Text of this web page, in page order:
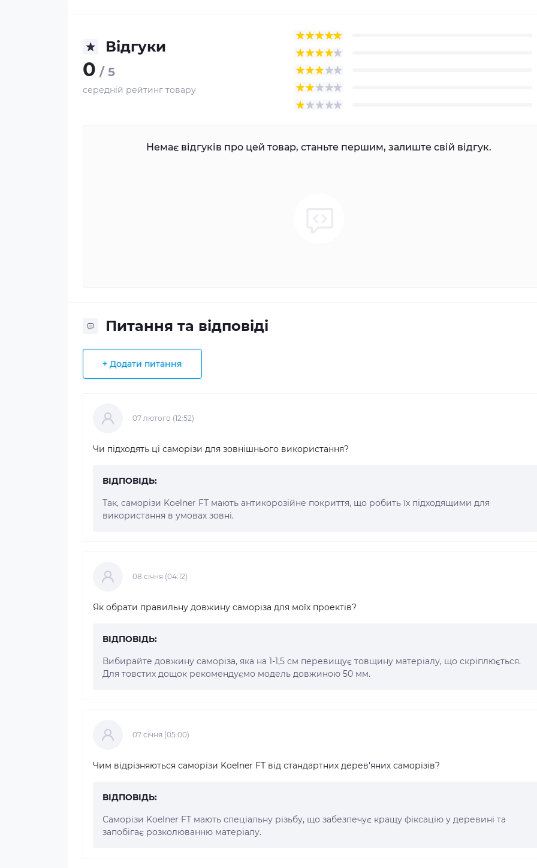
Відгуки
0 / 5
середній рейтинг товару
Немає відгуків про цей товар, станьте першим, залиште свій відгук.
Питання та відповіді
+ Додати питання
07 лютого (12:52)
Чи підходять ці саморізи для зовнішнього використання?
ВІДПОВІДЬ:
Так, саморізи Koelner FT мають антикорозійне покриття, що робить їх підходящими для
використання в умовах зовні.
08 cічня (04:12)
Як обрати правильну довжину саморіза для моїх проектів?
ВІДПОВІДЬ:
Вибирайте довжину саморіза, яка на 1-1,5 см перевищує товщину матеріалу, що скріплюється.
Для товстих дощок рекомендуємо модель довжиною 50 мм.
07 cічня (05:00)
Чим відрізняються саморізи Koelner FT від стандартних дерев'яних саморізів?
ВІДПОВІДЬ:
Саморізи Koelner FT мають спеціальну різьбу, що забезпечує кращу фіксацію у деревині та
запобігає розколюванню матеріалу.